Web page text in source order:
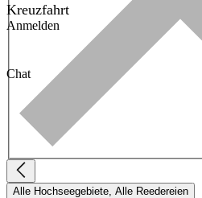
Kreuzfahrt
Anmelden
Chat
Alle Hochseegebiete, Alle Reedereien